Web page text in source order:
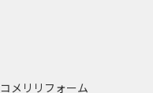
コメリリフォーム